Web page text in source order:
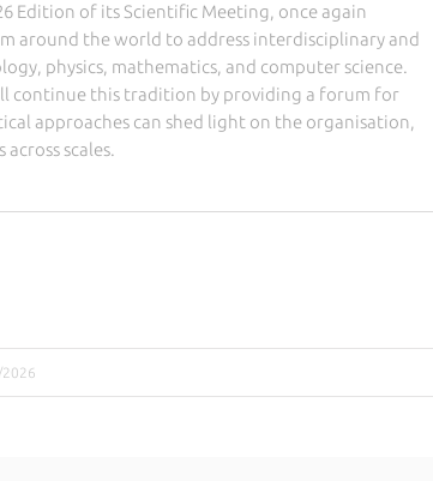
Edition of its Scientific Meeting, once again
around the world to address interdisciplinary and
physics, mathematics, and computer science.
continue this tradition by providing a forum for
approaches can shed light on the organisation,
scales.